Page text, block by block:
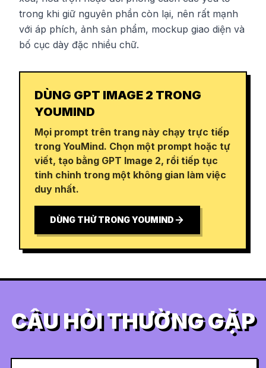
trong khi giữ nguyên phần còn lại, nên rất mạnh
với áp phích, ảnh sản phẩm, mockup giao diện và
bố cục dày đặc nhiều chữ.
DÙNG GPT IMAGE 2 TRONG
YOUMIND
Mọi prompt trên trang này chạy trực tiếp
trong YouMind. Chọn một prompt hoặc tự
viết, tạo bằng GPT Image 2, rồi tiếp tục
tinh chỉnh trong một không gian làm việc
duy nhất.
DÙNG THỬ TRONG YOUMIND
CÂU HỎI THƯỜNG GẶP